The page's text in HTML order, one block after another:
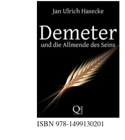
ISBN978-1499130201